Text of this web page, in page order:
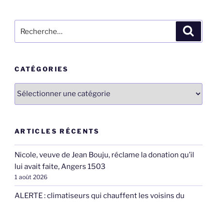
pour
CATÉGORIES
Catégories
ARTICLES RÉCENTS
Nicole, veuve de Jean Bouju, réclame la donation qu’il
lui avait faite, Angers 1503
1 août 2026
ALERTE : climatiseurs qui chauffent les voisins du